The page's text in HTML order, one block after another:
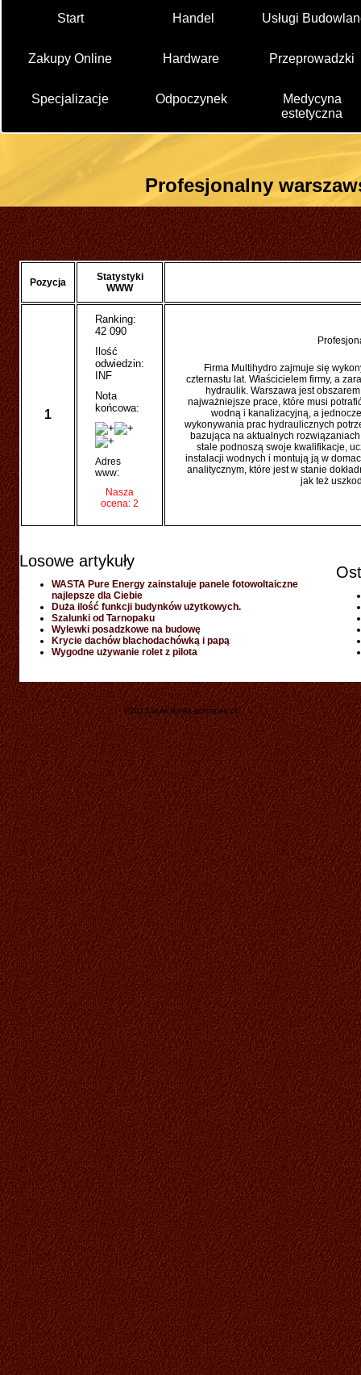
Start Handel Usługi
Zakupy Online Hardware Przeprowadzki
Specjalizacje Odpoczynek
Medycyna
estetyczna
Profesjonalny
Pozycja
Statystyki
WWW
1
Ranking:
42 090
Ilość
odwiedzin:
INF
Nota
końcowa:
Adres
www:
Nasza
ocena: 2
Firma Multihydro zajmuje się
czternastu lat. Właścicielem firmy, a
hydraulik. Warszawa jest
najważniejsze prace, które musi
wodną i kanalizacyjną, a
wykonywania prac hydraulicznych
bazująca na aktualnych
stale podnoszą swoje kwalifikacje,
instalacji wodnych i montują ją w
analitycznym, które jest w stanie
jak też
Losowe artykuły
WASTA Pure Energy zainstaluje panele fotowoltaiczne
najlepsze dla Ciebie
Duża ilość funkcji budynków użytkowych.
Szalunki od Tarnopaku
Wylewki posadzkowe na budowę
Krycie dachów blachodachówką i papą
Wygodne używanie rolet z pilota
©2013 www.feniks-poczatek.pl